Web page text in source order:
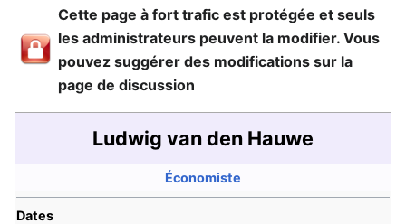
Cette page à fort trafic est protégée et seuls
les administrateurs peuvent la modifier. Vous
pouvez suggérer des modifications sur la
page de discussion
Ludwig van den Hauwe
Économiste
Dates